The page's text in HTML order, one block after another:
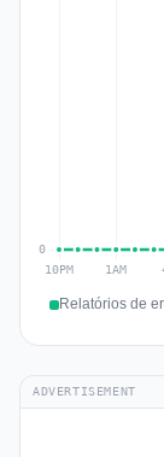
Relatórios de
ADVERTISEMENT